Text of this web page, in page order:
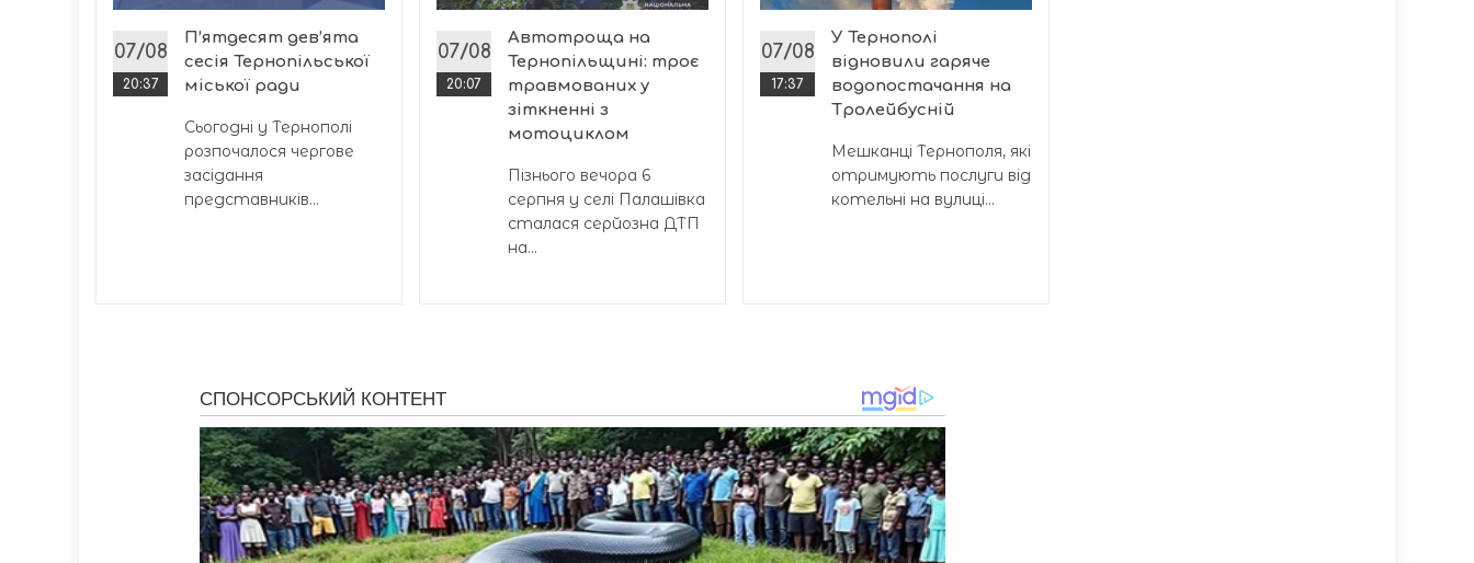
07/08
20:37
П’ятдесят дев’ята
сесія Тернопільської
міської ради
Сьогодні у Тернополі
розпочалося чергове
засідання
представників...
07/08
20:07
Автотроща на
Тернопільщині: троє
травмованих у
зіткненні з
мотоциклом
Пізнього вечора 6
серпня у селі Палашівка
сталася серйозна ДТП
на...
07/08
17:37
У Тернополі
відновили гаряче
водопостачання на
Тролейбусній
Мешканці Тернополя, які
отримують послуги від
котельні на вулиці...